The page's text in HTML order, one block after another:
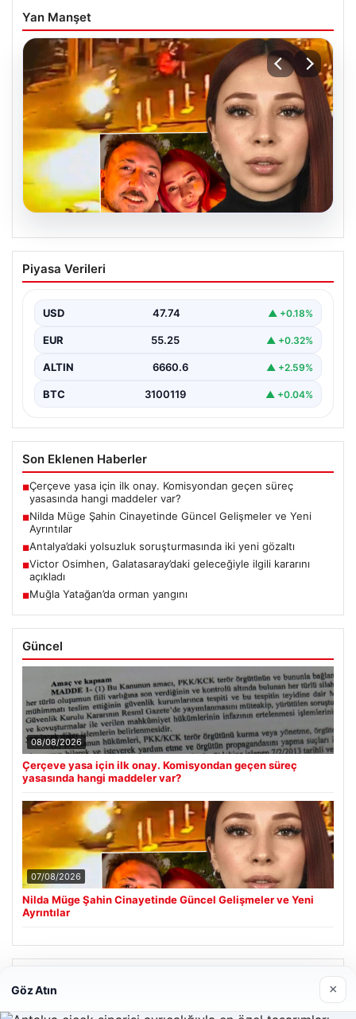
Yan Manşet
07.08.2026
Nilda Müge Şahin Cinayetinde Güncel
Gelişmeler ve Yeni Ayrıntılar
kadının hayatını kaybetmesine neden olan trajik…
Piyasa Verileri
USD 47.74 ▲ +0.18%
EUR 55.25 ▲ +0.32%
ALTIN 6660.6 ▲ +2.59%
BTC 3100119 ▲ +0.04%
Son Eklenen Haberler
■Çerçeve yasa için ilk onay. Komisyondan geçen süreç
yasasında hangi maddeler var?
■Nilda Müge Şahin Cinayetinde Güncel Gelişmeler ve Yeni
Ayrıntılar
■Antalya’daki yolsuzluk soruşturmasında iki yeni gözaltı
■Victor Osimhen, Galatasaray’daki geleceğiyle ilgili kararını
açıkladı
■Muğla Yatağan’da orman yangını
Güncel
08/08/2026
Çerçeve yasa için ilk onay. Komisyondan geçen süreç
yasasında hangi maddeler var?
07/08/2026
Nilda Müge Şahin Cinayetinde Güncel Gelişmeler ve Yeni
Ayrıntılar
Enes Kaplan Avukatlık Bürosu
Göz Atın ×